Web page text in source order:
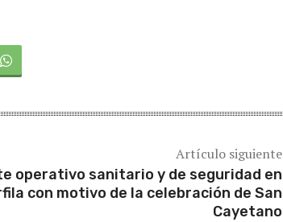
Artículo siguiente
operativo sanitario y de seguridad en
con motivo de la celebración de San
Cayetano